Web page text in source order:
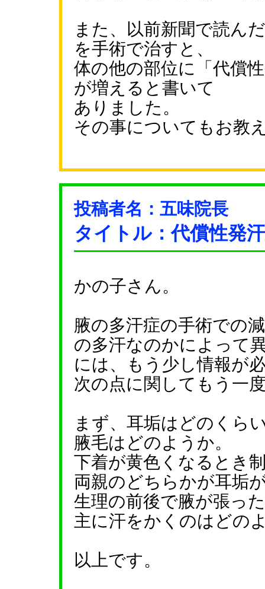
また、以前新聞で読ん
を手術で治すと、
体の他の部位に「代償
が増えると書いて
ありました。
その事についてもお教
投稿者名：五味院長
タイトル：代償性発
かの子さん。
腋の多汗症の手術での
の多汗なのかによって
には、もう少し情報が
次の点に関してもう一
まず、耳垢はどのくら
腋毛はどのようか。
下着が黄色くなるとき
両親のどちらかが耳垢
生理の前後で腋が張っ
主に汗をかくのはどの
以上です。